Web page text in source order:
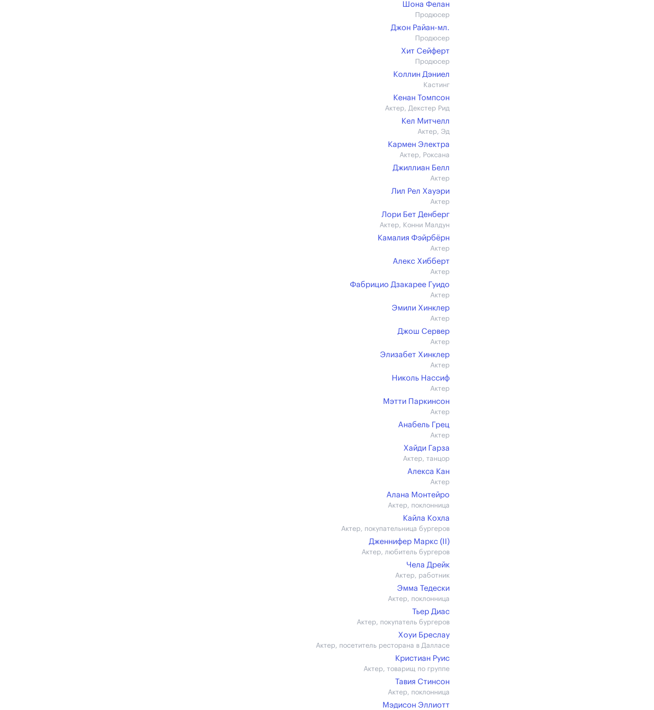
Шона Фелан
Продюсер
Джон Райан-мл.
Продюсер
Хит Сейферт
Продюсер
Коллин Дэниел
Кастинг
Кенан Томпсон
Актер, Декстер Рид
Кел Митчелл
Актер, Эд
Кармен Электра
Актер, Роксана
Джиллиан Белл
Актер
Лил Рел Хауэри
Актер
Лори Бет Денберг
Актер, Конни Малдун
Камалия Фэйрбёрн
Актер
Алекс Хибберт
Актер
Фабрицио Дзакарее Гуидо
Актер
Эмили Хинклер
Актер
Джош Сервер
Актер
Элизабет Хинклер
Актер
Николь Нассиф
Актер
Мэтти Паркинсон
Актер
Анабель Грец
Актер
Хайди Гарза
Актер, танцор
Алекса Кан
Актер
Алана Монтейро
Актер, поклонница
Кайла Кохла
Актер, покупательница бургеров
Дженнифер Маркс (II)
Актер, любитель бургеров
Чела Дрейк
Актер, работник
Эмма Тедески
Актер, поклонница
Тьер Диас
Актер, покупатель бургеров
Хоуи Бреслау
Актер, посетитель ресторана в Далласе
Кристиан Руис
Актер, товарищ по группе
Тавия Стинсон
Актер, поклонница
Мэдисон Эллиотт